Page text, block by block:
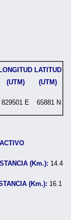
LONGITUD
(UTM)
LATITUD
(UTM)
829501 E 65881 N
(Km.): 14.4
(Km.): 16.1